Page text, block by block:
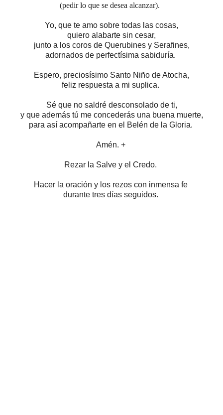
(pedir lo que se desea alcanzar).
Yo, que te amo sobre todas las cosas,
quiero alabarte sin cesar,
junto a los coros de Querubines y Serafines,
adornados de perfectísima sabiduría.
Espero, preciosísimo Santo Niño de Atocha,
feliz respuesta a mi suplica.
Sé que no saldré desconsolado de ti,
y que además tú me concederás una buena muerte,
para así acompañarte en el Belén de la Gloria.
Amén. +
Rezar la Salve y el Credo.
Hacer la oración y los rezos con inmensa fe
durante tres días seguidos.